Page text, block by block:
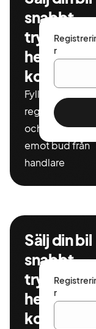
snabbt,
tryggt
helt
Fyll i ditt
och miltal för
emot bud från
handlare
r
Sälj din bil
snabbt,
tryggt
helt
r